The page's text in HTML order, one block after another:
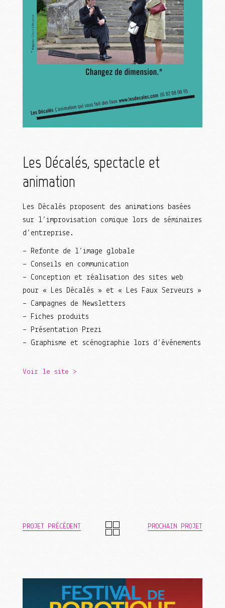
Les Décalés, spectacle et
animation
Les Décalés proposent des animations basées
sur l’improvisation comique lors de séminaires
d’entreprise.
– Refonte de l’image globale
– Conseils en communication
– Conception et réalisation des sites web
pour « Les Décalés » et « Les Faux Serveurs »
– Campagnes de Newsletters
– Fiches produits
– Présentation Prezi
– Graphisme et scénographie lors d’événements
Voir le site >
PROJET PRÉCÉDENT PROCHAIN PROJET